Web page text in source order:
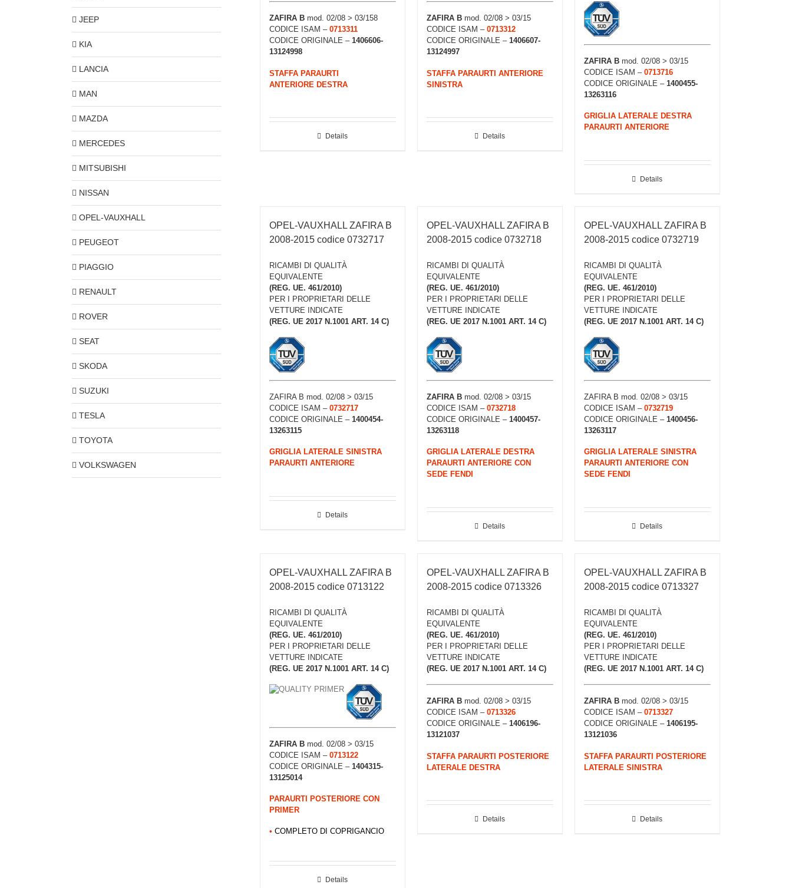
ZAFIRA B mod. 02/08 > 03/158
CODICE ISAM – 0713311
CODICE ORIGINALE – 1406606-
13124998
STAFFA PARAURTI
ANTERIORE DESTRA
Details
ZAFIRA Bmod. 02/08 > 03/15
CODICE ISAM – 0713312
CODICE ORIGINALE – 1406607-
13124997
STAFFA PARAURTI ANTERIORE
SINISTRA
Details
ZAFIRA Bmod. 02/08 > 03/15
CODICE ISAM – 0713716
CODICE ORIGINALE – 1400455-
13263116
GRIGLIA LATERALE DESTRA
PARAURTI ANTERIORE
Details
OPEL-VAUXHALL ZAFIRA B
2008-2015 codice 0732717
RICAMBI DI QUALITÀ
EQUIVALENTE
(REG. UE. 461/2010)
PER I PROPRIETARI DELLE
VETTURE INDICATE
(REG. UE 2017 N.1001 ART. 14 C)
ZAFIRA B mod. 02/08 > 03/15
CODICE ISAM – 0732717
CODICE ORIGINALE – 1400454-
13263115
GRIGLIA LATERALE SINISTRA
PARAURTI ANTERIORE
Details
OPEL-VAUXHALL ZAFIRA B
2008-2015 codice 0732718
RICAMBI DI QUALITÀ
EQUIVALENTE
(REG. UE. 461/2010)
PER I PROPRIETARI DELLE
VETTURE INDICATE
(REG. UE 2017 N.1001 ART. 14 C)
ZAFIRA Bmod. 02/08 > 03/15
CODICE ISAM – 0732718
CODICE ORIGINALE – 1400457-
13263118
GRIGLIA LATERALE DESTRA
PARAURTI ANTERIORE CON
SEDE FENDI
Details
OPEL-VAUXHALL ZAFIRA B
2008-2015 codice 0732719
RICAMBI DI QUALITÀ
EQUIVALENTE
(REG. UE. 461/2010)
PER I PROPRIETARI DELLE
VETTURE INDICATE
(REG. UE 2017 N.1001 ART. 14 C)
ZAFIRA B mod. 02/08 > 03/15
CODICE ISAM – 0732719
CODICE ORIGINALE – 1400456-
13263117
GRIGLIA LATERALE SINISTRA
PARAURTI ANTERIORE CON
SEDE FENDI
Details
OPEL-VAUXHALL ZAFIRA B
2008-2015 codice 0713122
RICAMBI DI QUALITÀ
EQUIVALENTE
(REG. UE. 461/2010)
PER I PROPRIETARI DELLE
VETTURE INDICATE
(REG. UE 2017 N.1001 ART. 14 C)
ZAFIRA B mod. 02/08 > 03/15
CODICE ISAM – 0713122
CODICE ORIGINALE – 1404315-
13125014
PARAURTI POSTERIORE CON
PRIMER
• COMPLETO DI COPRIGANCIO
Details
OPEL-VAUXHALL ZAFIRA B
2008-2015 codice 0713326
RICAMBI DI QUALITÀ
EQUIVALENTE
(REG. UE. 461/2010)
PER I PROPRIETARI DELLE
VETTURE INDICATE
(REG. UE 2017 N.1001 ART. 14 C)
ZAFIRA Bmod. 02/08 > 03/15
CODICE ISAM – 0713326
CODICE ORIGINALE – 1406196-
13121037
STAFFA PARAURTI POSTERIORE
LATERALE DESTRA
Details
OPEL-VAUXHALL ZAFIRA B
2008-2015 codice 0713327
RICAMBI DI QUALITÀ
EQUIVALENTE
(REG. UE. 461/2010)
PER I PROPRIETARI DELLE
VETTURE INDICATE
(REG. UE 2017 N.1001 ART. 14 C)
ZAFIRA Bmod. 02/08 > 03/15
CODICE ISAM – 0713327
CODICE ORIGINALE – 1406195-
13121036
STAFFA PARAURTI POSTERIORE
LATERALE SINISTRA
Details
JEEP
KIA
LANCIA
MAN
MAZDA
MERCEDES
MITSUBISHI
NISSAN
OPEL-VAUXHALL
PEUGEOT
PIAGGIO
RENAULT
ROVER
SEAT
SKODA
SUZUKI
TESLA
TOYOTA
VOLKSWAGEN